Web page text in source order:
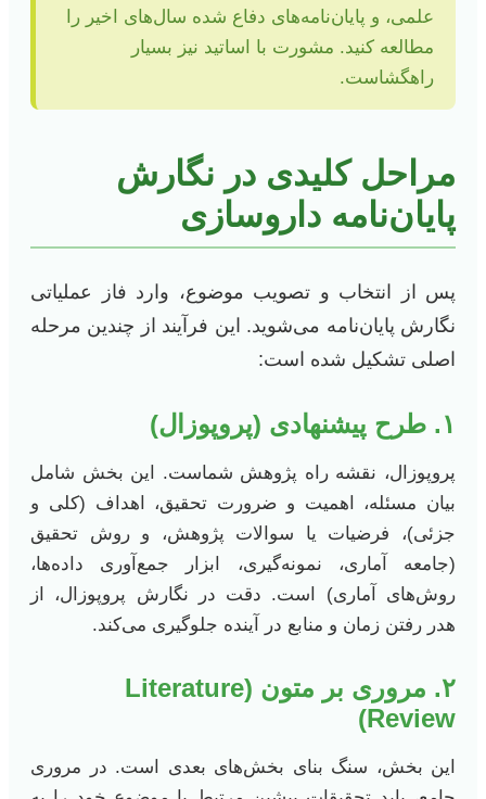
علمی، و پایان‌نامه‌های دفاع شده سال‌های اخیر را
مطالعه کنید. مشورت با اساتید نیز بسیار
راهگشاست.
مراحل کلیدی در نگارش
پایان‌نامه داروسازی
پس از انتخاب و تصویب موضوع، وارد فاز عملیاتی
نگارش پایان‌نامه می‌شوید. این فرآیند از چندین مرحله
اصلی تشکیل شده است:
۱. طرح پیشنهادی (پروپوزال)
پروپوزال، نقشه راه پژوهش شماست. این بخش شامل
بیان مسئله، اهمیت و ضرورت تحقیق، اهداف (کلی و
جزئی)، فرضیات یا سوالات پژوهش، و روش تحقیق
(جامعه آماری، نمونه‌گیری، ابزار جمع‌آوری داده‌ها،
روش‌های آماری) است. دقت در نگارش پروپوزال، از
هدر رفتن زمان و منابع در آینده جلوگیری می‌کند.
۲. مروری بر متون (Literature
Review)
این بخش، سنگ بنای بخش‌های بعدی است. در مروری